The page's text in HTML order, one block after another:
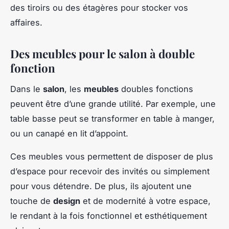
des tiroirs ou des étagères pour stocker vos
affaires.
Des meubles pour le salon à double
fonction
Dans le salon, les meubles doubles fonctions
peuvent être d’une grande utilité. Par exemple, une
table basse peut se transformer en table à manger,
ou un canapé en lit d’appoint.
Ces meubles vous permettent de disposer de plus
d’espace pour recevoir des invités ou simplement
pour vous détendre. De plus, ils ajoutent une
touche de design et de modernité à votre espace,
le rendant à la fois fonctionnel et esthétiquement